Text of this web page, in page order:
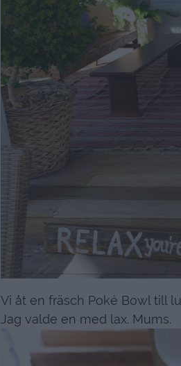
Vi åt en fräsch Poké Bowl till
Jag valde en med lax. Mums.